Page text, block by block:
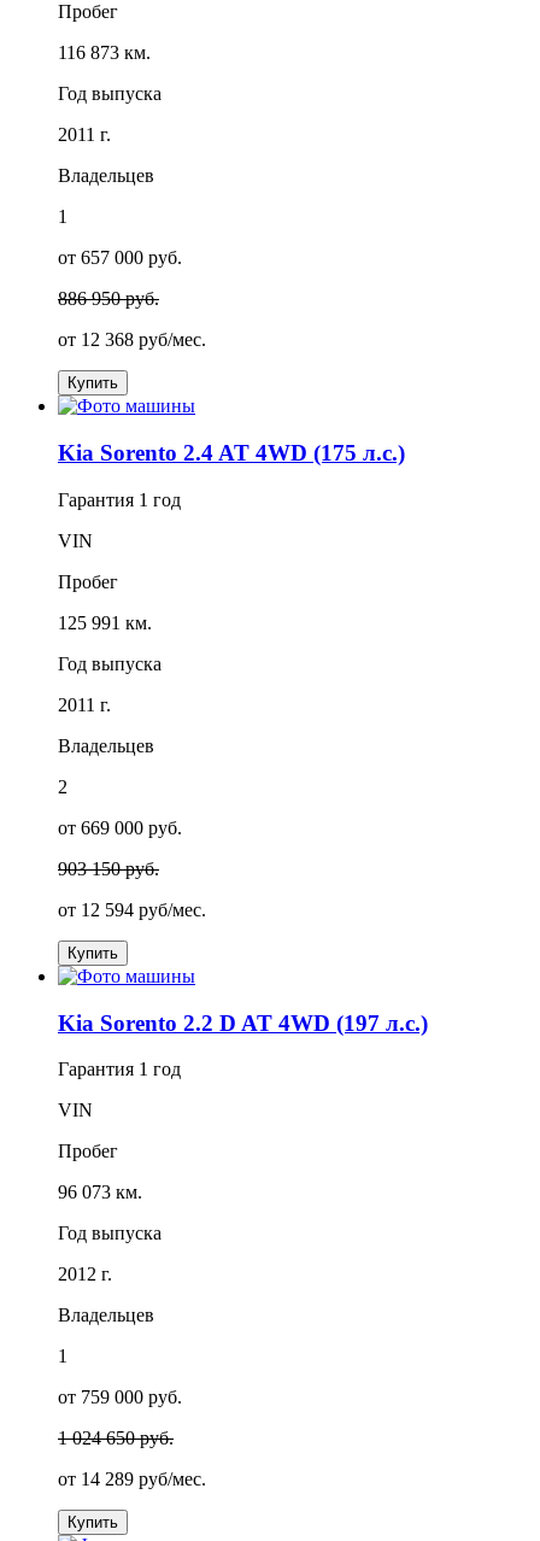
Пробег
116 873 км.
Год выпуска
2011 г.
Владельцев
1
от 657 000 руб.
886 950 руб.
от 12 368 руб/мес.
Купить
Kia Sorento 2.4 AT 4WD (175 л.с.)
Гарантия 1 год
VIN
Пробег
125 991 км.
Год выпуска
2011 г.
Владельцев
2
от 669 000 руб.
903 150 руб.
от 12 594 руб/мес.
Купить
Kia Sorento 2.2 D AT 4WD (197 л.с.)
Гарантия 1 год
VIN
Пробег
96 073 км.
Год выпуска
2012 г.
Владельцев
1
от 759 000 руб.
1 024 650 руб.
от 14 289 руб/мес.
Купить